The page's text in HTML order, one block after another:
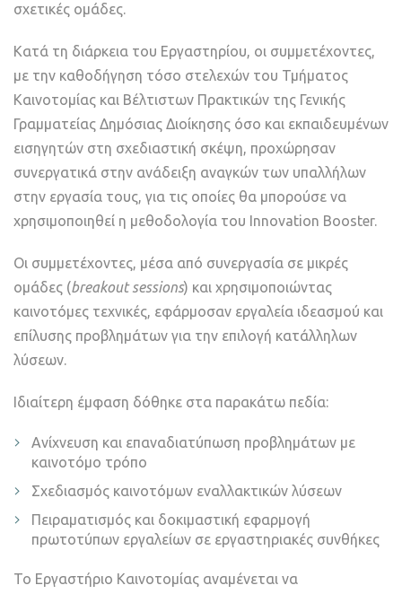
σχετικές ομάδες.
Κατά τη διάρκεια του Εργαστηρίου, οι συμμετέχοντες,
με την καθοδήγηση τόσο στελεχών του Τμήματος
Καινοτομίας και Βέλτιστων Πρακτικών της Γενικής
Γραμματείας Δημόσιας Διοίκησης όσο και εκπαιδευμένων
εισηγητών στη σχεδιαστική σκέψη, προχώρησαν
συνεργατικά στην ανάδειξη αναγκών των υπαλλήλων
στην εργασία τους, για τις οποίες θα μπορούσε να
χρησιμοποιηθεί η μεθοδολογία του Innovation Booster.
Οι συμμετέχοντες, μέσα από συνεργασία σε μικρές
ομάδες (breakout sessions) και χρησιμοποιώντας
καινοτόμες τεχνικές, εφάρμοσαν εργαλεία ιδεασμού και
επίλυσης προβλημάτων για την επιλογή κατάλληλων
λύσεων.
Ιδιαίτερη έμφαση δόθηκε στα παρακάτω πεδία:
Ανίχνευση και επαναδιατύπωση προβλημάτων με
καινοτόμο τρόπο
Σχεδιασμός καινοτόμων εναλλακτικών λύσεων
Πειραματισμός και δοκιμαστική εφαρμογή
πρωτοτύπων εργαλείων σε εργαστηριακές συνθήκες
Το Εργαστήριο Καινοτομίας αναμένεται να